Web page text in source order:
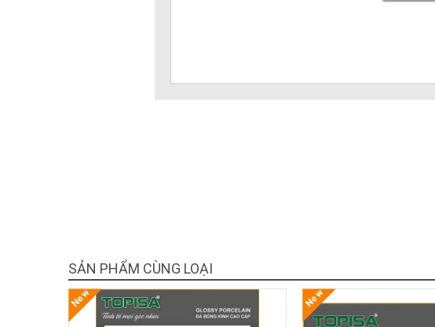
SẢN PHẨM CÙNG LOẠI
New New